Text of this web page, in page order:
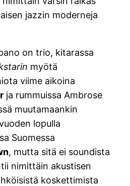
jazzin moderneja
on trio, kitarassa
myötä
viime aikoina
ja rummuissa Ambrose
muutamaankin
lopulla
Suomessa
, mutta sitä ei soundista
nimittäin akustisen
koskettimista